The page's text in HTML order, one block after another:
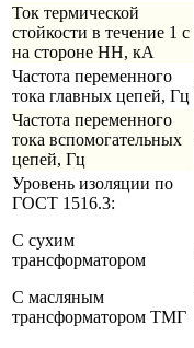
Ток термической
стойкости в течение 1 с
на стороне НН, кА
Частота переменного
тока главных цепей, Гц
Частота переменного
тока вспомогательных
цепей, Гц
Уровень изоляции по
ГОСТ 1516.3:
С сухим
трансформатором
С масляным
трансформатором ТМГ